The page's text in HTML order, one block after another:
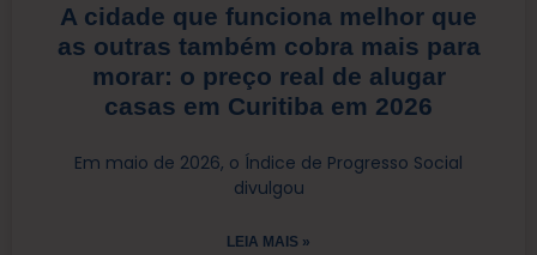
A cidade que funciona melhor que
as outras também cobra mais para
morar: o preço real de alugar
casas em Curitiba em 2026
Em maio de 2026, o Índice de Progresso Social
divulgou
LEIA MAIS »